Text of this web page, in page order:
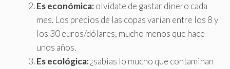
Es económica:olvídate de gastar dinero cada
mes. Los precios de las copas varían entre los 8 y
los 30 euros/dólares, mucho menos que hace
unos años.
Es ecológica:¿sabías lo mucho que contaminan